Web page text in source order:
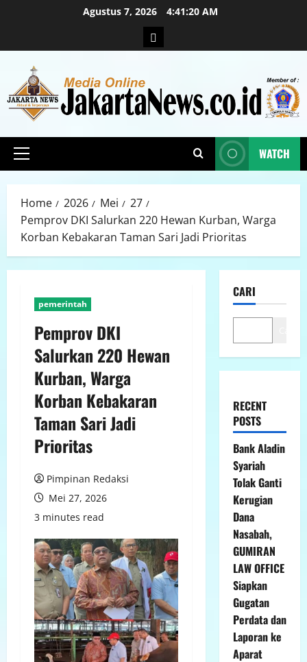
Agustus 7, 2026 4:41:22 AM
WATCH
Home 2026 Mei
27
Pemprov DKI Salurkan 220 Hewan Kurban, Warga
Korban Kebakaran Taman Sari Jadi Prioritas
pemerintah
Pemprov DKI
Salurkan 220 Hewan
Kurban, Warga
Korban Kebakaran
Taman Sari Jadi
Prioritas
Pimpinan Redaksi
Mei 27, 2026
3 minutes read
CARI
RECENT
POSTS
Bank Aladin
Syariah
Tolak Ganti
Kerugian
Dana
Nasabah,
GUMIRAN
LAW OFFICE
Siapkan
Gugatan
Perdata dan
Laporan ke
Aparat